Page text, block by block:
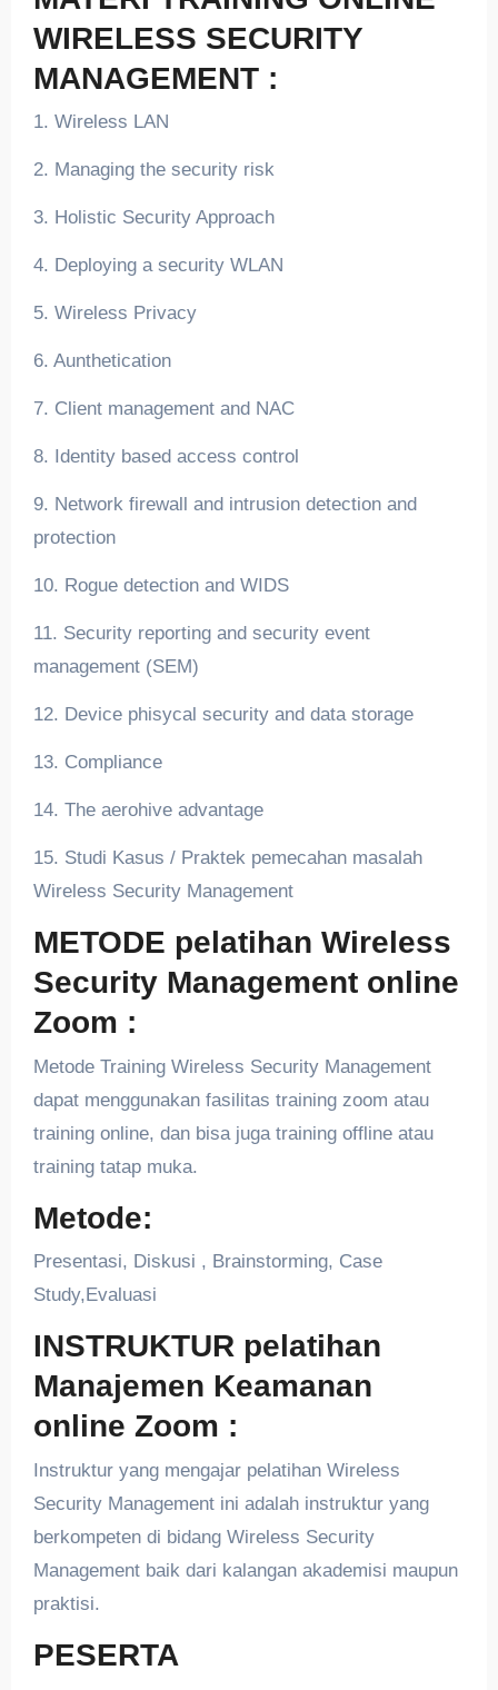
WIRELESS SECURITY
MANAGEMENT :
1. Wireless LAN
2. Managing the security risk
3. Holistic Security Approach
4. Deploying a security WLAN
5. Wireless Privacy
6. Aunthetication
7. Client management and NAC
8. Identity based access control
9. Network firewall and intrusion detection and
protection
10. Rogue detection and WIDS
11. Security reporting and security event
management (SEM)
12. Device phisycal security and data storage
13. Compliance
14. The aerohive advantage
15. Studi Kasus / Praktek pemecahan masalah
Wireless Security Management
METODE pelatihan Wireless
Security Management online
Zoom :
Metode Training Wireless Security Management
dapat menggunakan fasilitas training zoom atau
training online, dan bisa juga training offline atau
training tatap muka.
Metode:
Presentasi, Diskusi , Brainstorming, Case
Study,Evaluasi
INSTRUKTUR pelatihan
Manajemen Keamanan
online Zoom :
Instruktur yang mengajar pelatihan Wireless
Security Management ini adalah instruktur yang
berkompeten di bidang Wireless Security
Management baik dari kalangan akademisi maupun
praktisi.
PESERTA